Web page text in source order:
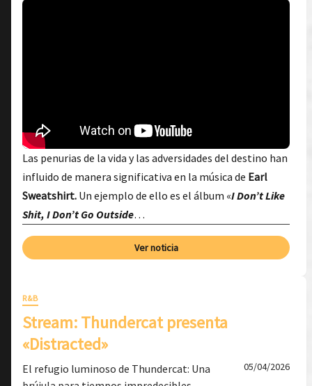
Las penurias de la vida y las adversidades del destino han
influido de manera significativa en la música de Earl
Sweatshirt. Un ejemplo de ello es el álbum «I Don’t Like
Shit, I Don’t Go Outside…
Ver noticia
R&B
Stream: Thundercat presenta
«Distracted»
El refugio luminoso de Thundercat: Una
05/04/2026